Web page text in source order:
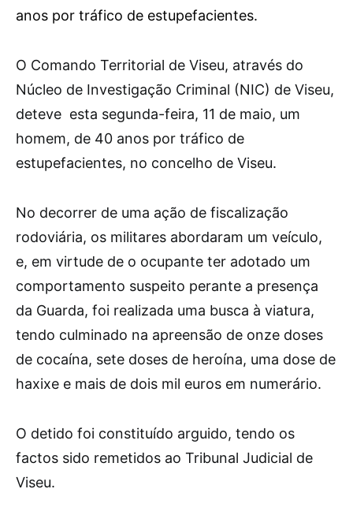
anos por tráfico de estupefacientes.
O Comando Territorial de Viseu, através do
Núcleo de Investigação Criminal (NIC) de Viseu,
deteve esta segunda-feira, 11 de maio, um
homem, de 40 anos por tráfico de
estupefacientes, no concelho de Viseu.
No decorrer de uma ação de fiscalização
rodoviária, os militares abordaram um veículo,
e, em virtude de o ocupante ter adotado um
comportamento suspeito perante a presença
da Guarda, foi realizada uma busca à viatura,
tendo culminado na apreensão de onze doses
de cocaína, sete doses de heroína, uma dose de
haxixe e mais de dois mil euros em numerário.
O detido foi constituído arguido, tendo os
factos sido remetidos ao Tribunal Judicial de
Viseu.